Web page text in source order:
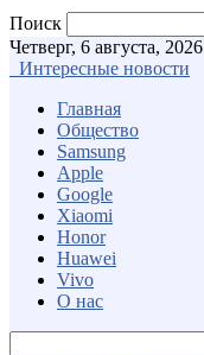
Поиск
Четверг, 6 августа, 2026
Интересные новости
Главная
Общество
Samsung
Apple
Google
Xiaomi
Honor
Huawei
Vivo
О нас